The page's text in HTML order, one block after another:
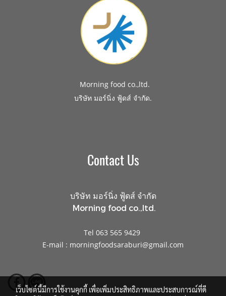
Morning food co.,ltd.
บริษัท มอร์นิ่ง ฟู้ดส์ จำกัด.
Contact Us
บริษัท มอร์นิ่ง ฟู้ดส์ จำกัด
Morning food co.,ltd.
Tel 063 565 9429
E-mail : morningfoodsaraburi@gmail.com
เว็บไซต์นี้มีการใช้งานคุกกี้ เพื่อเพิ่มประสิทธิภาพและประสบการณ์ที่ดี